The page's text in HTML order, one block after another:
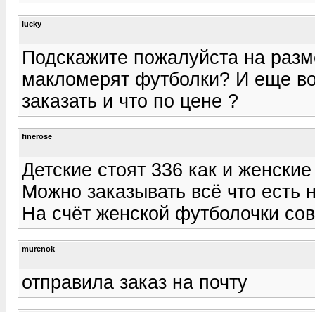
lucky
Подскажите пожалуйста на
макломерят футболки? И еще
заказать и что по цене ?
finerose
Детские стоят 336 как и женские
Можно заказывать всё что есть
На счёт женской футболочки
murenok
отправила заказ на почту